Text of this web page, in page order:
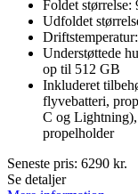
Foldet
Udfoldet
Understøttede
op til 512 GB
Inkluderet
flyvebatteri,
C og
propelholder
Seneste pris: 6290 kr.
Se detaljer